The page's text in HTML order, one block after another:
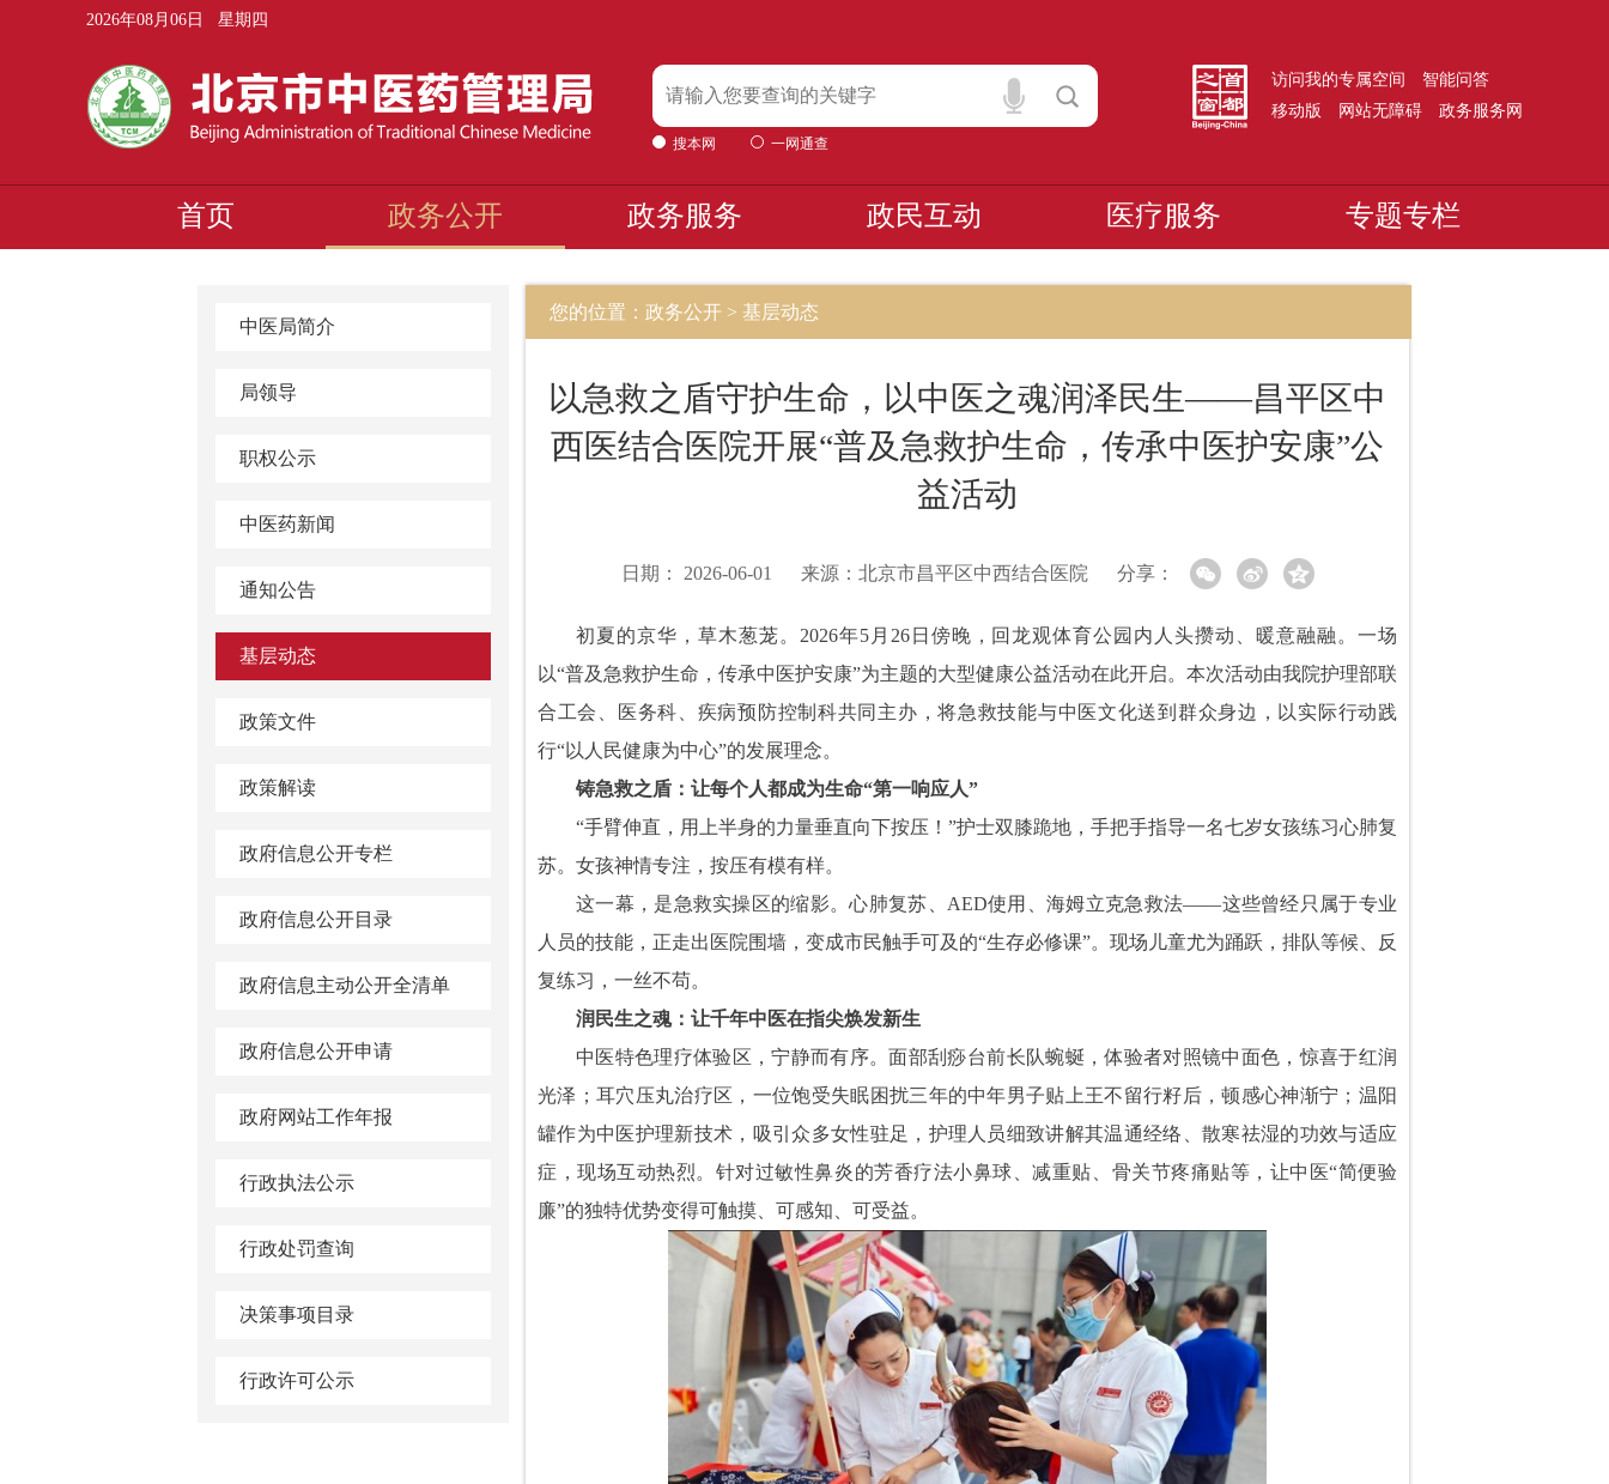
2026年08月06日 星期四
搜本网 一网通查
访问我的专属空间
智能问答
移动版
网站无障碍 政务服务网
首页 政务公开 政务服务 政民互动 医疗服务 专题专栏
中医局简介
局领导
职权公示
中医药新闻
通知公告
基层动态
政策文件
政策解读
政府信息公开专栏
政府信息公开目录
政府信息主动公开全清单
政府信息公开申请
政府网站工作年报
行政执法公示
行政处罚查询
决策事项目录
行政许可公示
您的位置：政务公开 > 基层动态
以急救之盾守护生命，以中医之魂润泽民生——昌平区中
西医结合医院开展“普及急救护生命，传承中医护安康”公
益活动
日期： 2026-06-01 来源： 北京市昌平区中西结合医院 分享：
初夏的京华，草木葱茏。2026年5月26日傍晚，回龙观体育公园内人头攒动、暖意融融。一场
以“普及急救护生命，传承中医护安康”为主题的大型健康公益活动在此开启。本次活动由我院护理部联
合工会、医务科、疾病预防控制科共同主办，将急救技能与中医文化送到群众身边，以实际行动践
行“以人民健康为中心”的发展理念。
铸急救之盾：让每个人都成为生命“第一响应人”
“手臂伸直，用上半身的力量垂直向下按压！”护士双膝跪地，手把手指导一名七岁女孩练习心肺复
苏。女孩神情专注，按压有模有样。
这一幕，是急救实操区的缩影。心肺复苏、AED使用、海姆立克急救法——这些曾经只属于专业
人员的技能，正走出医院围墙，变成市民触手可及的“生存必修课”。现场儿童尤为踊跃，排队等候、反
复练习，一丝不苟。
润民生之魂：让千年中医在指尖焕发新生
中医特色理疗体验区，宁静而有序。面部刮痧台前长队蜿蜒，体验者对照镜中面色，惊喜于红润
光泽；耳穴压丸治疗区，一位饱受失眠困扰三年的中年男子贴上王不留行籽后，顿感心神渐宁；温阳
罐作为中医护理新技术，吸引众多女性驻足，护理人员细致讲解其温通经络、散寒祛湿的功效与适应
症，现场互动热烈。针对过敏性鼻炎的芳香疗法小鼻球、减重贴、骨关节疼痛贴等，让中医“简便验
廉”的独特优势变得可触摸、可感知、可受益。